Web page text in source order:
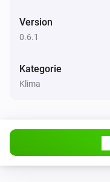
WiFi-Panel-Heater
Version
0.6.1
Kategorie
Klima